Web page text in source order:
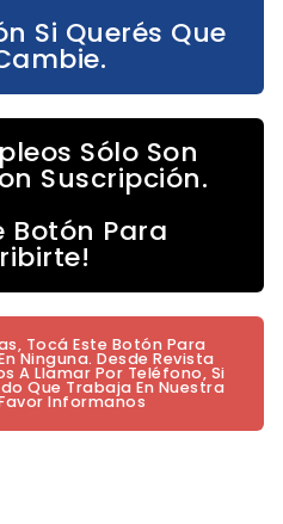
Si Querés Que
Sólo Son
Suscripción.
Botón Para
Tocá Este Botón Para
Ninguna. Desde Revista
A Llamar Por Teléfono, Si
Que Trabaja En Nuestra
Informanos